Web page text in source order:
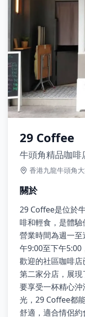
29 Coffee
牛頭角精品咖啡
香港九龍牛頭角
關於
29 Coffee是位於
啡和輕食，是體
營業時間為週一
午9:00至下午5:00
歡迎的社區咖啡
第二家分店，展
要享受一杯精心
光，29 Coffee都
舒適，適合情侶